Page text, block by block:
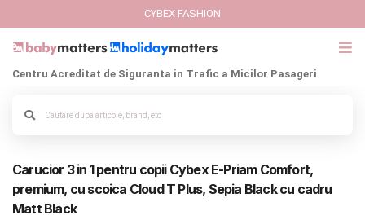
Italbaby Collections
Branduri
CYBEX FASHION
Centru Acreditat de Siguranta in Trafic a Micilor Pasageri
Carucior 3 in 1 pentru copii Cybex E-Priam Comfort,
premium, cu scoica Cloud T Plus, Sepia Black cu cadru
Matt Black